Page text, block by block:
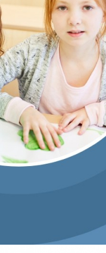
do 17 marca 2025 r.
WFOŚiGW w Kielcach
uczestników.
NABORU
CZYSTE
CZYSTE POWIETRZE